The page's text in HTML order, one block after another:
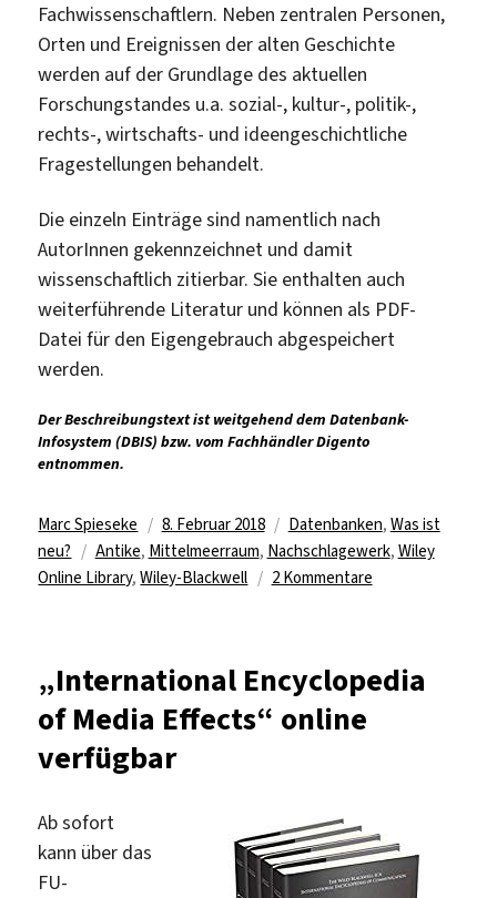
Fachwissenschaftlern. Neben zentralen Personen,
Orten und Ereignissen der alten Geschichte
werden auf der Grundlage des aktuellen
Forschungstandes u.a. sozial-, kultur-, politik-,
rechts-, wirtschafts- und ideengeschichtliche
Fragestellungen behandelt.
Die einzeln Einträge sind namentlich nach
AutorInnen gekennzeichnet und damit
wissenschaftlich zitierbar. Sie enthalten auch
weiterführende Literatur und können als PDF-
Datei für den Eigengebrauch abgespeichert
werden.
Der Beschreibungstext ist weitgehend dem Datenbank-
Infosystem (DBIS) bzw. vom Fachhändler Digento
entnommen.
Autor
Marc Spieseke
Veröffentlicht
am
8. Februar 2018 Kategorien
Datenbanken, Was ist
neu?
Schlagwörter
Antike, Mittelmeerraum, Nachschlagewerk, Wiley
Online Library,Wiley-Blackwell 2 Kommentarezu
History“
„International Encyclopedia
of Media Effects“ online
verfügbar
Ab sofort
kann über das
FU-